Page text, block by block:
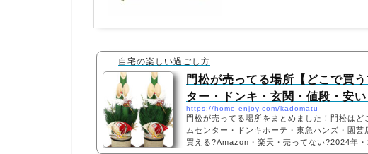
自宅の楽しい過ごし方
門松が売ってる場所【どこで買
ター・ドンキ・玄関・値段・安
https://home-enjoy.com/kadomatu
門松が売ってる場所をまとめました！門松はど
ムセンター・ドンキホーテ・東急ハンズ・園芸
買える?Amazon・楽天・売ってない?2024年